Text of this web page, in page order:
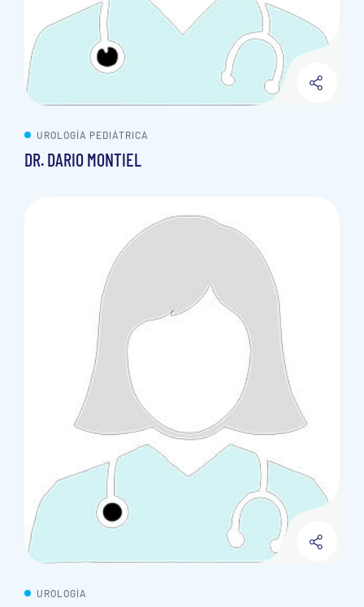
UROLOGÍA PEDIÁTRICA
DR. DARIO MONTIEL
UROLOGÍA